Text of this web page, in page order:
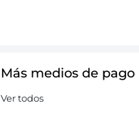
Más medios de pago
Ver todos